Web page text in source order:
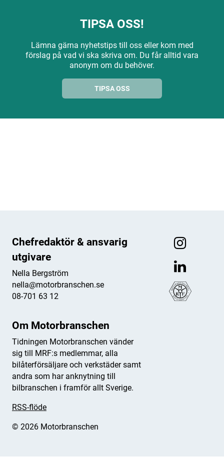
TIPSA OSS!
Lämna gärna nyhetstips till oss eller kom med
förslag på vad vi ska skriva om. Du får alltid vara
anonym om du behöver.
TIPSA OSS
Om Motorbranschen
Tidningen Motorbranschen vänder
sig till MRF:s medlemmar, alla
bilåterförsäljare och verkstäder samt
andra som har anknytning till
bilbranschen i framför allt Sverige.
RSS-flöde
© 2026 Motorbranschen
Chefredaktör & ansvarig
utgivare
Nella Bergström
nella@motorbranschen.se
08-701 63 12